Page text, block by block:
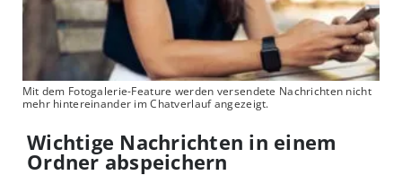
Mit dem Fotogalerie-Feature werden versendete Nachrichten nicht
mehr hintereinander im Chatverlauf angezeigt.
Wichtige Nachrichten in einem
Ordner abspeichern